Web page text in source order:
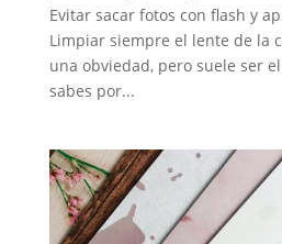
Evitar sacar fotos con flash y
Limpiar siempre el lente de la
una obviedad, pero suele ser
sabes por...